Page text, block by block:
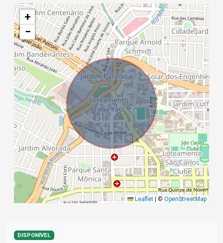
+
−
Leaflet © OpenStreetMap
DISPONÍVEL